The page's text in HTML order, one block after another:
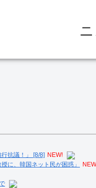
抗議！」 [8/8] NEW!
に、韓国ネット民が困惑」